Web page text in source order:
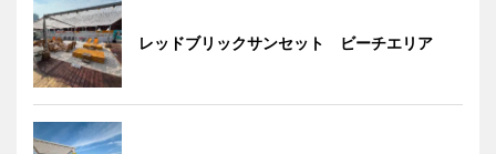
レッドブリックサンセット ビーチエリア